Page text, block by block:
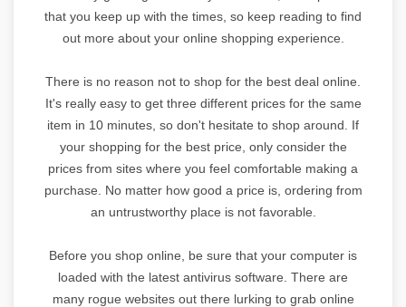
that you keep up with the times, so keep reading to find
out more about your online shopping experience.
There is no reason not to shop for the best deal online.
It's really easy to get three different prices for the same
item in 10 minutes, so don't hesitate to shop around. If
your shopping for the best price, only consider the
prices from sites where you feel comfortable making a
purchase. No matter how good a price is, ordering from
an untrustworthy place is not favorable.
Before you shop online, be sure that your computer is
loaded with the latest antivirus software. There are
many rogue websites out there lurking to grab online